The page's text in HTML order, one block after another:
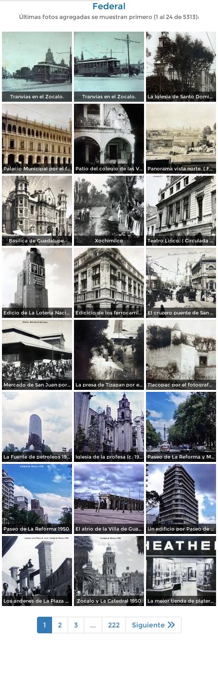
Federal
Últimas fotos agregadas se muestran primero (1 al 24 de 5313):
Tranvias en el Zocalo. Tranvias en el Zocalo. La Iglesia de Santo Domingo.
Palacio Municipal por el fotografo Hugo Brehme.. Patio del colegio de las Vizcainas por el fotografo Hugo Brehme. Panorama vista norte. ( Fechada el 20 de Junio de 1905 ).
Basilica de Guadalupe. Xochimilco Teatro Lirico. ( Circulada el 1 de Agosto de 1926 ).
Edicio de La Loteria Nacional Ciudad de México Abril de 1964 Edicicio de los ferrocarriles. El cruzero puente de San Francisco y Guardiola por el fotografo Felix Miret.
Mercado de San Juan por el fotografo Felix Miret La presa de Tizapan por el fotografo Fernando Kososky. ( Circulada el 22 de Diembre de 1910 ). Tlacopac por el fotografo Hugo Brehme.
La Fuente de petroleos 1950. Iglesia de la profesa (c. 1950) Paseo de La Reforma y Mto a La Independencia 1950
Paseo de La Reforma 1950. El atrio de la Villa de Guadalupe 1950. Un edificio por Paseo de La Reforma 1950
Los andenes de La Plaza de toros Ciudad de México 1950 Zocalo y La Catedral 1950 La mejor tienda de plateria.
1 2 3 ... 222 Siguiente